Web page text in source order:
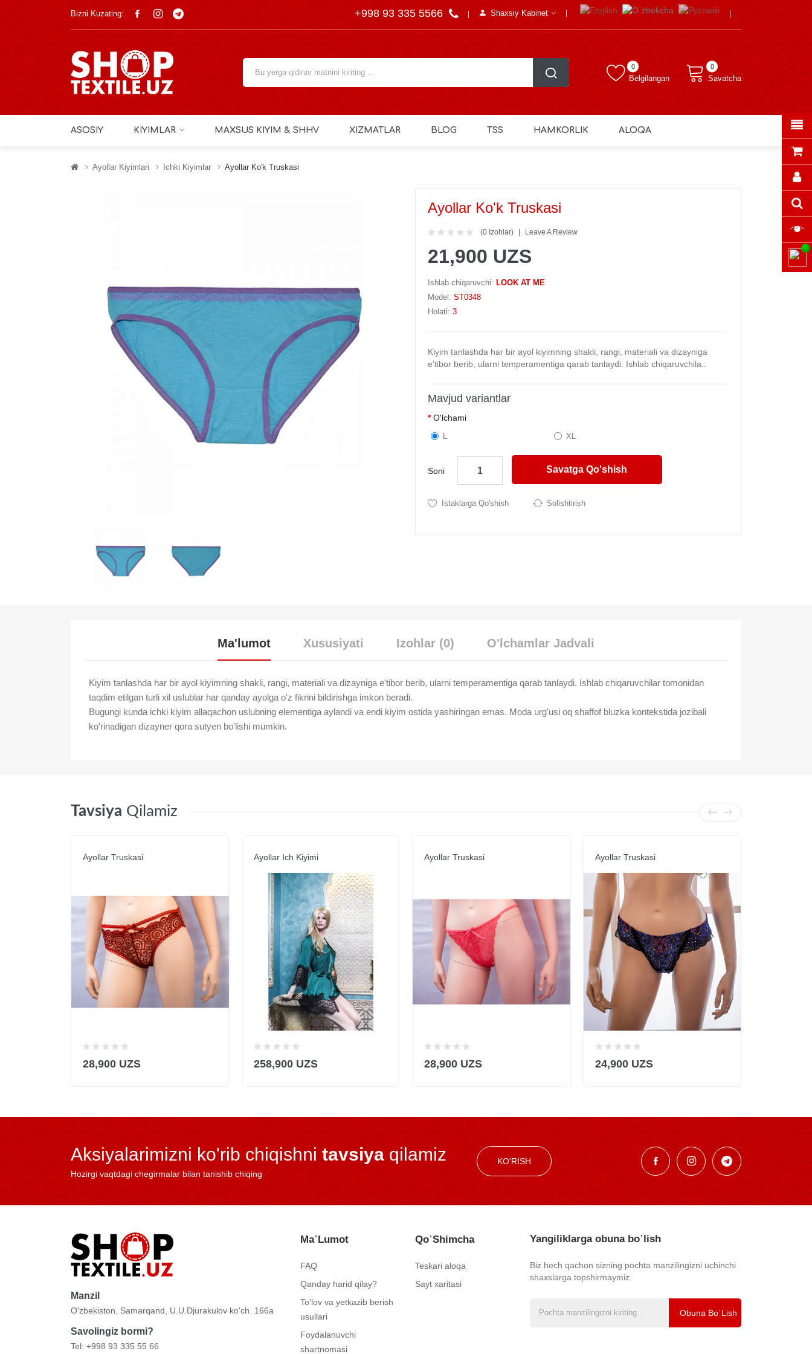
Bizni Kuzating: +998 93 335 5566 Shaxsiy Kabinet
Belgilangan
0 0
Savatcha
ASOSIY KIYIMLAR MAXSUS KIYIM & SHHV XIZMATLAR BLOG TSS HAMKORLIK ALOQA
Ayollar Kiyimlari Ichki Kiyimlar Ayollar Ko'k Truskasi
Ayollar Ko'k Truskasi
(0 Izohlar) Leave A Review
21,900 UZS
Ishlab chiqaruvchi: LOOK AT ME
Model: ST0348
Holati: 3
Kiyim tanlashda har bir ayol kiyimning shakli, rangi, materiali va dizayniga
e'tibor berib, ularni temperamentiga qarab tanlaydi. Ishlab chiqaruvchila..
Mavjud variantlar
O'lchami
L XL
Soni Savatga Qo'shish
Istaklarga Qo'shish Solishtirish
Ma'lumot Xususiyati Izohlar (0) O'lchamlar Jadvali
Kiyim tanlashda har bir ayol kiyimning shakli, rangi, materiali va dizayniga e'tibor berib, ularni temperamentiga qarab tanlaydi. Ishlab chiqaruvchilar tomonidan
taqdim etilgan turli xil uslublar har qanday ayolga o'z fikrini bildirishga imkon beradi.
Bugungi kunda ichki kiyim allaqachon uslubning elementiga aylandi va endi kiyim ostida yashiringan emas. Moda urg'usi oq shaffof bluzka kontekstida jozibali
ko'rinadigan dizayner qora sutyen bo'lishi mumkin.
Tavsiya Qilamiz
Ayollar Truskasi
28,900 UZS
Ayollar Ich Kiyimi
258,900 UZS
Ayollar Truskasi
28,900 UZS
Ayollar Truskasi
24,900 UZS
Aksiyalarimizni ko'rib chiqishni tavsiya qilamiz
Hozirgi vaqtdagi chegirmalar bilan tanishib chiqing
KO'RISH
Manzil
O'zbekiston, Samarqand, U.U.Djurakulov ko'ch. 166a
Savolingiz bormi?
Tel: +998 93 335 55 66
Ma᾿lumot
FAQ
Qanday harid qilay?
To'lov va yetkazib berish
usullari
Foydalanuvchi
shartnomasi
Qo᾿shimcha
Teskari aloqa
Sayt xaritasi
Yangiliklarga obuna bo᾿lish
Biz hech qachon sizning pochta manzilingizni uchinchi
shaxslarga topshirmaymiz.
Obuna Bo᾿lish